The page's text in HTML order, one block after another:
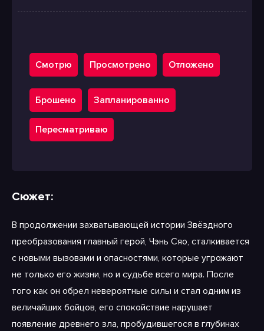
Смотрю Просмотрено Отложено
Брошено Запланированно
Пересматриваю
Сюжет:
В продолжении захватывающей истории Звёздного
преобразования главный герой, Чэнь Сяо, сталкивается
с новыми вызовами и опасностями, которые угрожают
не только его жизни, но и судьбе всего мира. После
того как он обрел невероятные силы и стал одним из
величайших бойцов, его спокойствие нарушает
появление древнего зла, пробудившегося в глубинах